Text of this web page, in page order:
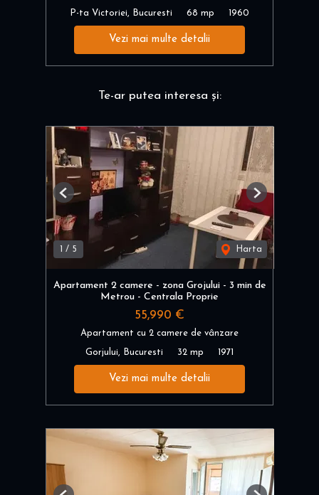
P-ta Victoriei, Bucuresti 68 mp 1960
Vezi mai multe detalii
Te-ar putea interesa și:
/ 5 Harta
Previous Next
Apartament 2 camere - zona Grojului - 3 min de
Metrou - Centrala Proprie
55,990 €
Apartament cu 2 camere de vânzare
Gorjului, Bucuresti 32 mp 1971
Vezi mai multe detalii